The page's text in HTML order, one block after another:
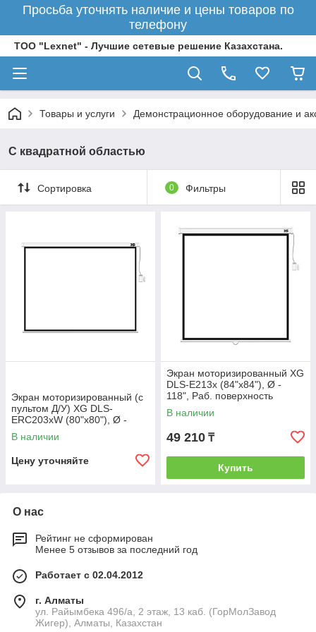
Просьба уточнять наличие и цены товаров по
телефону
ТОО "Lexnet" - Лучшие сетевые решение Казахстана.
Товары и услуги Демонстрационное оборудование и
С квадратной областью
Сортировка 0 Фильтры
Экран моторизированный (с
пультом Д/У) XG DLS-
ERC203xW (80"х80"), Ø -
113", 1:1
В наличии
Цену уточняйте
Экран моторизированный XG
DLS-E213x (84"х84"), Ø -
118", Раб. поверхность
205х205 см., 1:1
В наличии
49 210 ₸
Купить
О нас
Рейтинг не сформирован
Менее 5 отзывов за последний год
Работает с 02.04.2012
г. Алматы
ул. Райымбека 496/а, 2 этаж, 13 каб. (ГорМолЗавод
Жигер), Алматы, Казахстан